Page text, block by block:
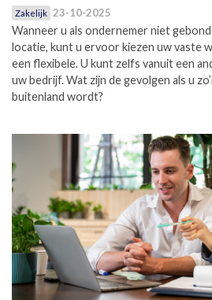
Zakelijk 23-10-2025
Wanneer u als ondernemer niet
locatie, kunt u ervoor kiezen uw vaste
een flexibele. U kunt zelfs vanuit een
uw bedrijf. Wat zijn de gevolgen als u
buitenland wordt?